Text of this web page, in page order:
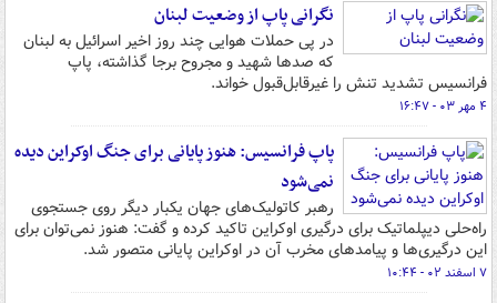
نگرانی پاپ از وضعیت لبنان
در پی حملات هوایی چند روز اخیر اسرائیل به لبنان
که صدها شهید و مجروح برجا گذاشته، پاپ
فرانسیس تشدید تنش را غیرقابل‌قبول خواند.
۴ مهر ۰۳ - ۱۶:۴۷
پاپ فرانسیس: هنوز پایانی برای جنگ اوکراین دیده
نمی‌شود
رهبر کاتولیک‌های جهان یکبار دیگر روی جستجوی
راه‌حلی دیپلماتیک برای درگیری اوکراین تاکید کرده و گفت: هنوز نمی‌توان برای
این درگیری‌ها و پیامدهای مخرب آن در اوکراین پایانی متصور شد.
۷ اسفند ۰۲ - ۱۰:۴۴